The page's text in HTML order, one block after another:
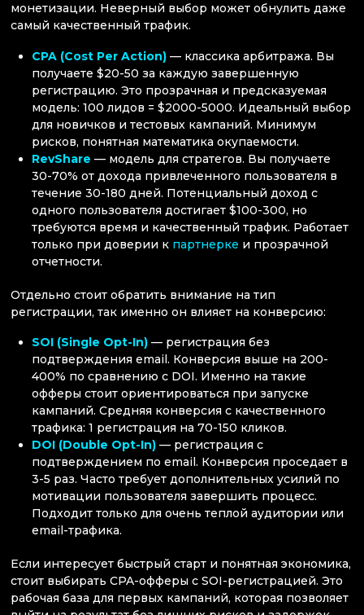
монетизации. Неверный выбор может обнулить даже
самый качественный трафик.
CPA (Cost Per Action) — классика арбитража. Вы
получаете $20-50 за каждую завершенную
регистрацию. Это прозрачная и предсказуемая
модель: 100 лидов = $2000-5000. Идеальный выбор
для новичков и тестовых кампаний. Минимум
рисков, понятная математика окупаемости.
RevShare — модель для стратегов. Вы получаете
30-70% от дохода привлеченного пользователя в
течение 30-180 дней. Потенциальный доход с
одного пользователя достигает $100-300, но
требуются время и качественный трафик. Работает
только при доверии к партнерке и прозрачной
отчетности.
Отдельно стоит обратить внимание на тип
регистрации, так именно он влияет на конверсию:
SOI (Single Opt-In) — регистрация без
подтверждения email. Конверсия выше на 200-
400% по сравнению с DOI. Именно на такие
офферы стоит ориентироваться при запуске
кампаний. Средняя конверсия с качественного
трафика: 1 регистрация на 70-150 кликов.
DOI (Double Opt-In) — регистрация с
подтверждением по email. Конверсия проседает в
3-5 раз. Часто требует дополнительных усилий по
мотивации пользователя завершить процесс.
Подходит только для очень теплой аудитории или
email-трафика.
Если интересует быстрый старт и понятная экономика,
стоит выбирать CPA-офферы с SOI-регистрацией. Это
рабочая база для первых кампаний, которая позволяет